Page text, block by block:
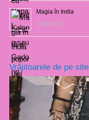
Magia în India
23/02/2017
Vrăjitoarele de pe site